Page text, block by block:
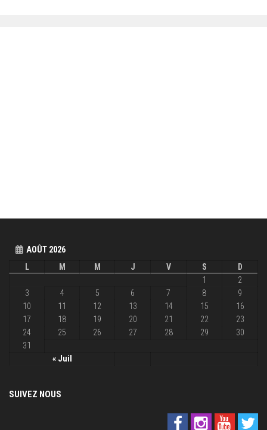
AOÛT 2026
L
M M J V S D
« Juil
1
2
3
4 5 6 7 8
9
10
11 12 13 14 15
16
17
18 19 20 21 22
23
24
25 26 27 28 29
30
31
SUIVEZ NOUS